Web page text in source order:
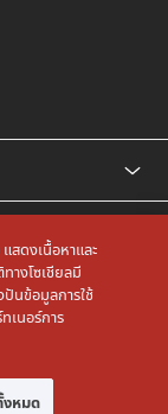
สดงเนื้อหาและ
างโซเชียลมี
ปันข้อมูลการใช้
เนอร์การ
หมด